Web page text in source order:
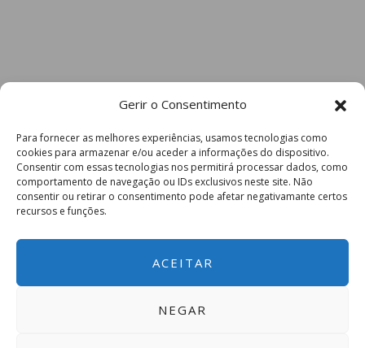
Gerir o Consentimento
Para fornecer as melhores experiências, usamos tecnologias como
cookies para armazenar e/ou aceder a informações do dispositivo.
Consentir com essas tecnologias nos permitirá processar dados, como
comportamento de navegação ou IDs exclusivos neste site. Não
consentir ou retirar o consentimento pode afetar negativamante certos
recursos e funções.
ACEITAR
NEGAR